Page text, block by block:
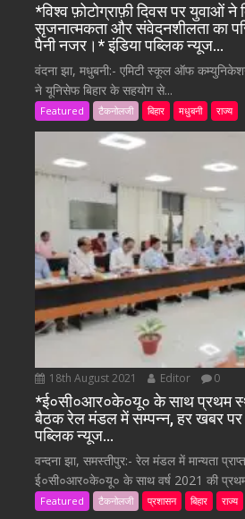
*विश्व फ़ोटोग्राफ़ी दिवस पर युवाओं ने
सृजनात्मकता और संवेदनशीलता का
पैनी नजर।* इंडिया पब्लिक न्यूज…
वंदना झा, मधुबनी:- एमिटी स्कूल ऑफ
ने यूनिसेफ बिहार के सहयोग से...
Featured टैकनोलजी बिहार मधुबनी राज्य
18th August 2021 Editor 0
*ई०सी०आर०के०यू० के साथ प्रथम
बैठक रेल मंडल में सम्पन्न, हर खबर पर
पब्लिक न्यूज…
वन्दना झा, समस्तीपुर:- रेल मंडल में मान्यता
ई०सी०आर०के०यू० के साथ वर्ष 2021 की
Featured टैकनोलजी प्रशासन बिहार राज्य